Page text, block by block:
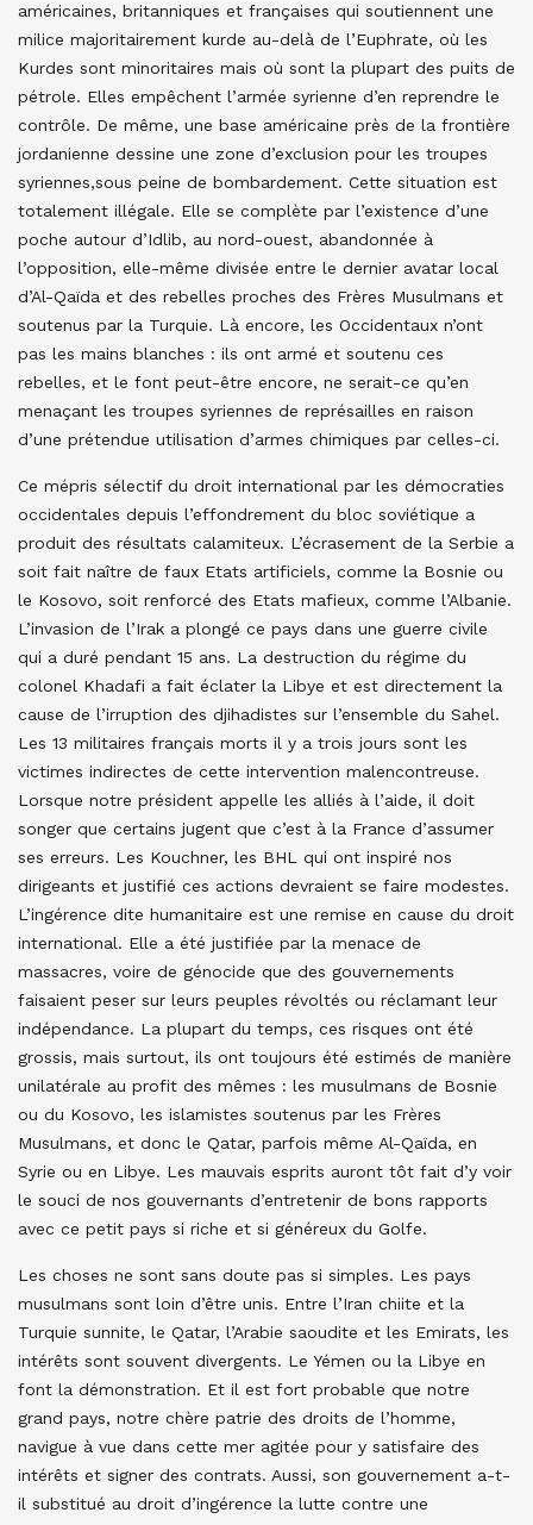
américaines, britanniques et françaises qui soutiennent une
milice majoritairement kurde au-delà de l’Euphrate, où les
Kurdes sont minoritaires mais où sont la plupart des puits de
pétrole. Elles empêchent l’armée syrienne d’en reprendre le
contrôle. De même, une base américaine près de la frontière
jordanienne dessine une zone d’exclusion pour les troupes
syriennes,sous peine de bombardement. Cette situation est
totalement illégale. Elle se complète par l’existence d’une
poche autour d’Idlib, au nord-ouest, abandonnée à
l’opposition, elle-même divisée entre le dernier avatar local
d’Al-Qaïda et des rebelles proches des Frères Musulmans et
soutenus par la Turquie. Là encore, les Occidentaux n’ont
pas les mains blanches : ils ont armé et soutenu ces
rebelles, et le font peut-être encore, ne serait-ce qu’en
menaçant les troupes syriennes de représailles en raison
d’une prétendue utilisation d’armes chimiques par celles-ci.
Ce mépris sélectif du droit international par les démocraties
occidentales depuis l’effondrement du bloc soviétique a
produit des résultats calamiteux. L’écrasement de la Serbie a
soit fait naître de faux Etats artificiels, comme la Bosnie ou
le Kosovo, soit renforcé des Etats mafieux, comme l’Albanie.
L’invasion de l’Irak a plongé ce pays dans une guerre civile
qui a duré pendant 15 ans. La destruction du régime du
colonel Khadafi a fait éclater la Libye et est directement la
cause de l’irruption des djihadistes sur l’ensemble du Sahel.
Les 13 militaires français morts il y a trois jours sont les
victimes indirectes de cette intervention malencontreuse.
Lorsque notre président appelle les alliés à l’aide, il doit
songer que certains jugent que c’est à la France d’assumer
ses erreurs. Les Kouchner, les BHL qui ont inspiré nos
dirigeants et justifié ces actions devraient se faire modestes.
L’ingérence dite humanitaire est une remise en cause du droit
international. Elle a été justifiée par la menace de
massacres, voire de génocide que des gouvernements
faisaient peser sur leurs peuples révoltés ou réclamant leur
indépendance. La plupart du temps, ces risques ont été
grossis, mais surtout, ils ont toujours été estimés de manière
unilatérale au profit des mêmes : les musulmans de Bosnie
ou du Kosovo, les islamistes soutenus par les Frères
Musulmans, et donc le Qatar, parfois même Al-Qaïda, en
Syrie ou en Libye. Les mauvais esprits auront tôt fait d’y voir
le souci de nos gouvernants d’entretenir de bons rapports
avec ce petit pays si riche et si généreux du Golfe.
Les choses ne sont sans doute pas si simples. Les pays
musulmans sont loin d’être unis. Entre l’Iran chiite et la
Turquie sunnite, le Qatar, l’Arabie saoudite et les Emirats, les
intérêts sont souvent divergents. Le Yémen ou la Libye en
font la démonstration. Et il est fort probable que notre
grand pays, notre chère patrie des droits de l’homme,
navigue à vue dans cette mer agitée pour y satisfaire des
intérêts et signer des contrats. Aussi, son gouvernement a-t-
il substitué au droit d’ingérence la lutte contre une